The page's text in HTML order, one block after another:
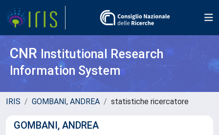
CNR Institutional Research
Information System
IRIS GOMBANI, ANDREA statistiche ricercatore
GOMBANI, ANDREA